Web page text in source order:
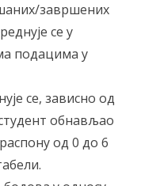
завршених
се у
подацима у
се, зависно од
обнављао
од 0 до 6